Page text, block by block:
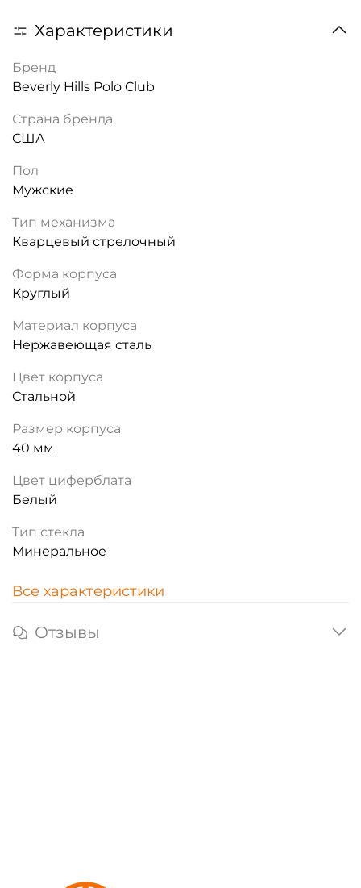
Характеристики
Бренд
Beverly Hills Polo Club
Страна бренда
США
Пол
Мужские
Тип механизма
Кварцевый стрелочный
Форма корпуса
Круглый
Материал корпуса
Нержавеющая сталь
Цвет корпуса
Стальной
Размер корпуса
40 мм
Цвет циферблата
Белый
Тип стекла
Минеральное
Все характеристики
Отзывы